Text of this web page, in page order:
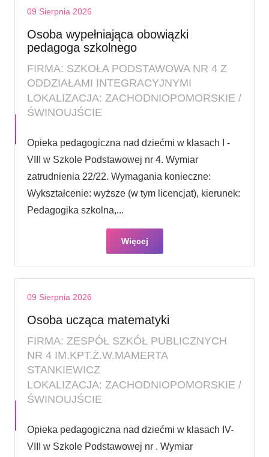
09 Sierpnia 2026
Osoba wypełniająca obowiązki
pedagoga szkolnego
FIRMA: SZKOŁA PODSTAWOWA NR 4 Z
ODDZIAŁAMI INTEGRACYJNYMI
LOKALIZACJA: ZACHODNIOPOMORSKIE /
ŚWINOUJŚCIE
Opieka pedagogiczna nad dziećmi w klasach I -
VIII w Szkole Podstawowej nr 4. Wymiar
zatrudnienia 22/22. Wymagania konieczne:
Wykształcenie: wyższe (w tym licencjat), kierunek:
Pedagogika szkolna,...
Więcej
09 Sierpnia 2026
Osoba ucząca matematyki
FIRMA: ZESPÓŁ SZKÓŁ PUBLICZNYCH
NR 4 IM.KPT.Ż.W.MAMERTA
STANKIEWICZ
LOKALIZACJA: ZACHODNIOPOMORSKIE /
ŚWINOUJŚCIE
Opieka pedagogiczna nad dziećmi w klasach IV-
VIII w Szkole Podstawowej nr . Wymiar